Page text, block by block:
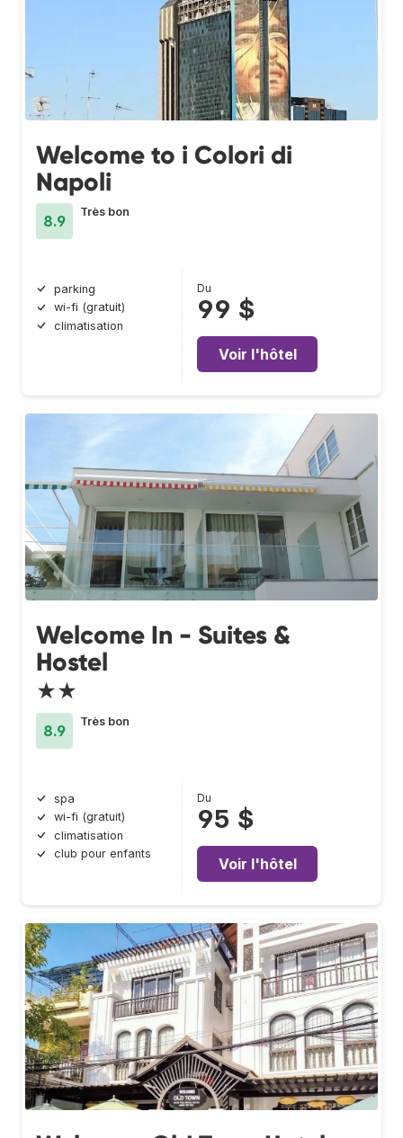
Welcome to i Colori di
Napoli
8.9
Très bon
parking
wi-fi (gratuit)
climatisation
Du
99 $
Voir l'hôtel
Welcome In - Suites &
Hostel
★★
8.9
Très bon
spa
wi-fi (gratuit)
climatisation
club pour enfants
Du
95 $
Voir l'hôtel